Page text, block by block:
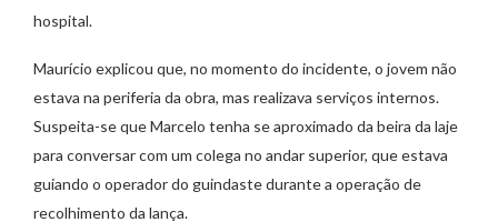
hospital.
Maurício explicou que, no momento do incidente, o jovem não
estava na periferia da obra, mas realizava serviços internos.
Suspeita-se que Marcelo tenha se aproximado da beira da laje
para conversar com um colega no andar superior, que estava
guiando o operador do guindaste durante a operação de
recolhimento da lança.